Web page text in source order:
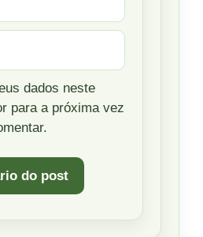
dados neste
para a próxima vez